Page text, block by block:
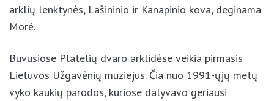
arklių lenktynės, Lašininio ir Kanapinio kova, deginama
Morė.
Buvusiose Platelių dvaro arklidėse veikia pirmasis
Lietuvos Užgavėnių muziejus. Čia nuo 1991-ųjų metų
vyko kaukių parodos, kuriose dalyvavo geriausi